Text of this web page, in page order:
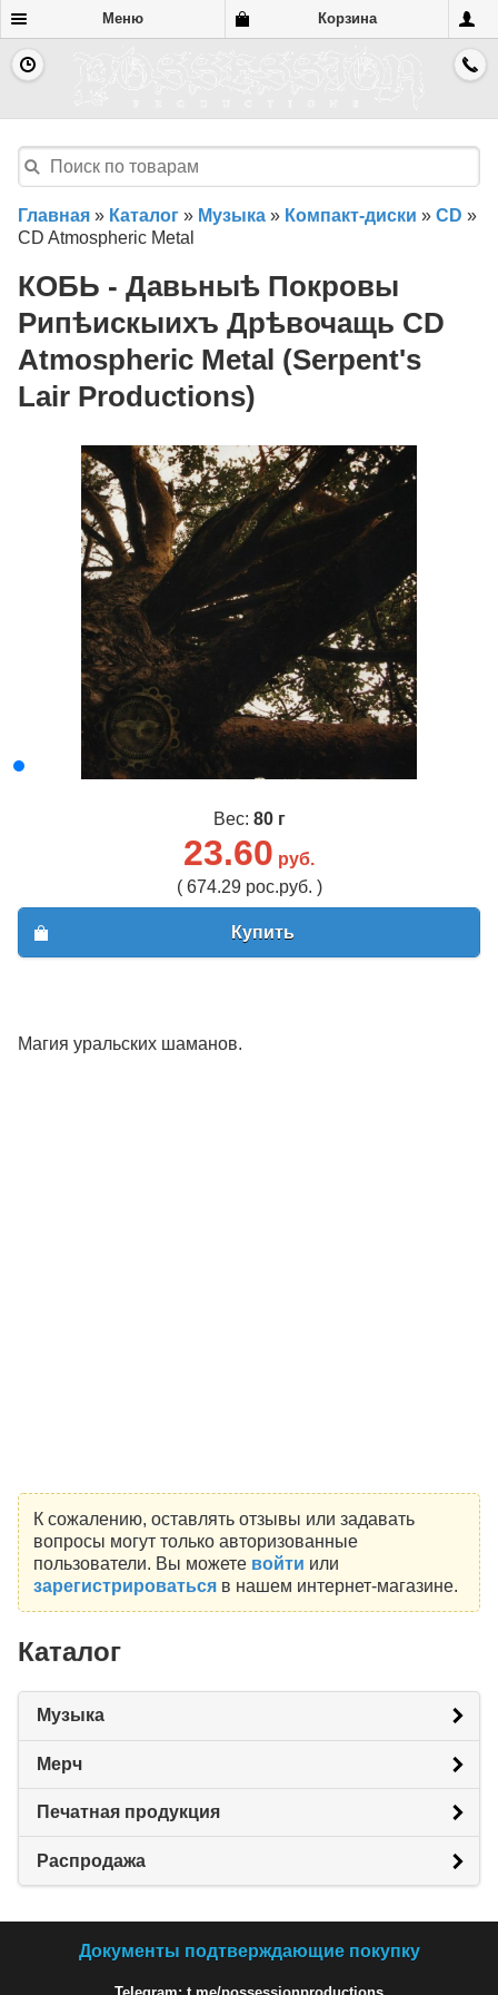
Меню Корзина
Главная » Каталог » Музыка » Компакт-диски » CD »
CD Atmospheric Metal
КОБЬ - Давьныѣ Покровы
Рипѣискыихъ Дрѣвочащь CD
Atmospheric Metal (Serpent's
Lair Productions)
Вес: 80 г
23.60 руб.
( 674.29 рос.руб. )
Купить
Магия уральских шаманов.
К сожалению, оставлять отзывы или задавать
вопросы могут только авторизованные
пользователи. Вы можете войти или
зарегистрироватьсяв нашем интернет-магазине.
Каталог
Музыка
Мерч
Печатная продукция
Распродажа
Документы подтверждающие покупку